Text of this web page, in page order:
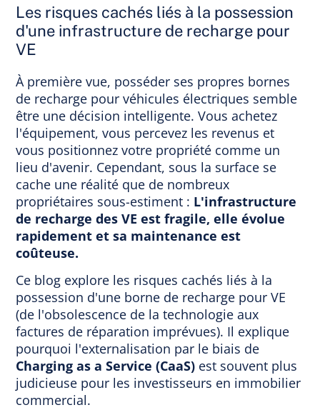
Les risques cachés liés à la possession
d'une infrastructure de recharge pour
VE
À première vue, posséder ses propres bornes
de recharge pour véhicules électriques semble
être une décision intelligente. Vous achetez
l'équipement, vous percevez les revenus et
vous positionnez votre propriété comme un
lieu d'avenir. Cependant, sous la surface se
cache une réalité que de nombreux
propriétaires sous-estiment : L'infrastructure
de recharge des VE est fragile, elle évolue
rapidement et sa maintenance est
coûteuse.
Ce blog explore les risques cachés liés à la
possession d'une borne de recharge pour VE
(de l'obsolescence de la technologie aux
factures de réparation imprévues). Il explique
pourquoi l'externalisation par le biais de
Charging as a Service (CaaS) est souvent plus
judicieuse pour les investisseurs en immobilier
commercial.